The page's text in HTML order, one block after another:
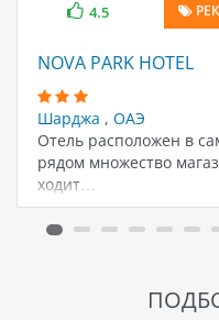
4.5
NOVA PARK HOTEL
Шарджа , ОАЭ
Отель расположен в
рядом множество
ходит…